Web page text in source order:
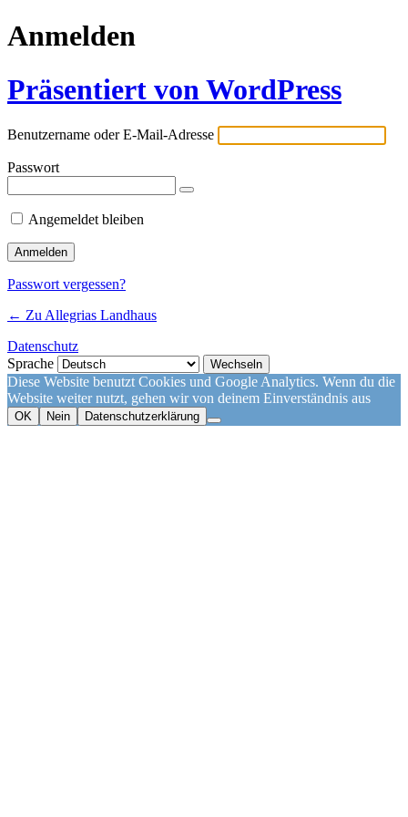
Anmelden
Präsentiert von WordPress
Benutzername oder E-Mail-Adresse
Passwort
Angemeldet bleiben
Passwort vergessen?
← Zu Allegrias Landhaus
Datenschutz
Sprache
Diese Website benutzt Cookies und Google Analytics. Wenn du die
Website weiter nutzt, gehen wir von deinem Einverständnis aus
OK Nein Datenschutzerklärung